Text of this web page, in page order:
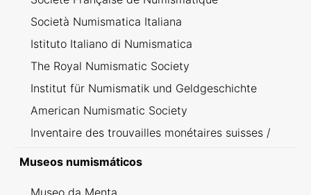
Società Numismatica Italiana
Istituto Italiano di Numismatica
The Royal Numismatic Society
Institut für Numismatik und Geldgeschichte
American Numismatic Society
Inventaire des trouvailles monétaires suisses /
Museos numismáticos
Museo da Menta